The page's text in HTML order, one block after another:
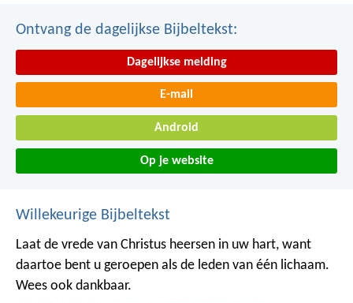
Ontvang de dagelijkse Bijbeltekst:
Dagelijkse melding
E-mail
Android
Op je website
Willekeurige Bijbeltekst
Laat de vrede van Christus heersen in uw hart, want
daartoe bent u geroepen als de leden van één lichaam.
Wees ook dankbaar.